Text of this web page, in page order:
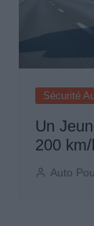
Sécurité
Un
200
Auto